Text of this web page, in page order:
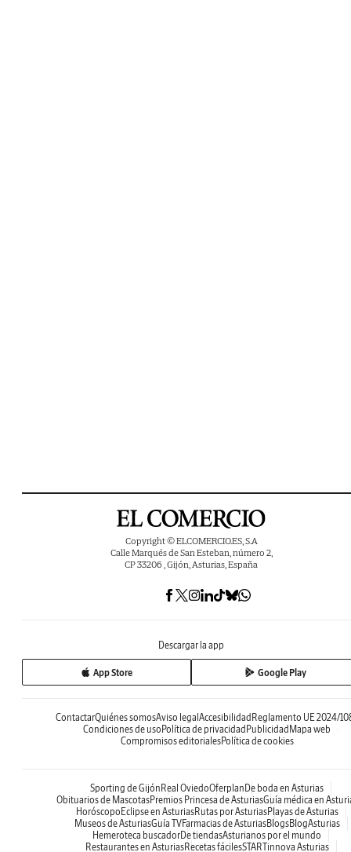
Copyright © ELCOMERCIO.ES, S.A
Calle Marqués de San Esteban, número 2,
CP 33206 , Gijón, Asturias, España
Descargar la app
App Store Google Play
ContactarQuiénes somosAviso legal Accesibilidad Reglamento UE 2024/
Condiciones de uso Política de privacidad Publicidad Mapa web
Compromisos editorialesPolítica de cookies
Sporting de Gijón Real OviedoOferplan De boda en Asturias
Obituarios de MascotasPremios Princesa de AsturiasGuía médica en
Horóscopo Eclipse en AsturiasRutas por AsturiasPlayas de Asturias
Museos de AsturiasGuía TVFarmacias de AsturiasBlogsBlogAsturias
Hemeroteca buscadorDe tiendasAsturianos por el mundo
Restaurantes en AsturiasRecetas fácilesSTARTinnova Asturias